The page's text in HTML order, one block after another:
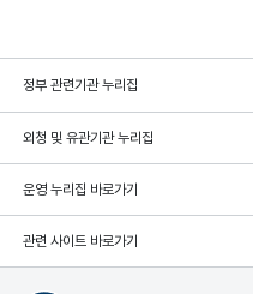
정부 관련기관 누리집
외청 및 유관기관 누리집
운영 누리집 바로가기
관련 사이트 바로가기